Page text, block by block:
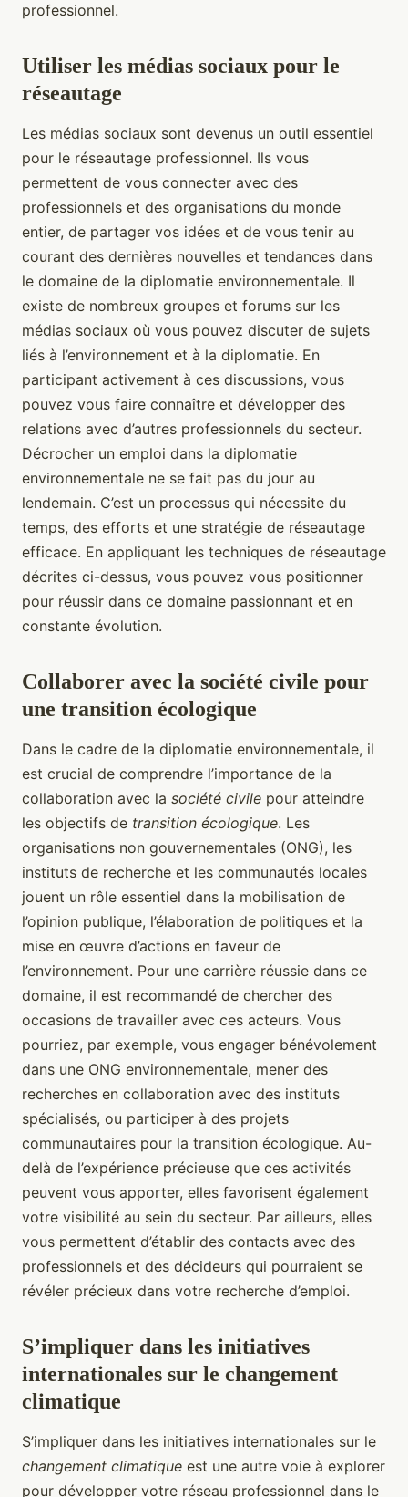
professionnel.
Utiliser les médias sociaux pour le
réseautage
Les médias sociaux sont devenus un outil essentiel
pour le réseautage professionnel. Ils vous
permettent de vous connecter avec des
professionnels et des organisations du monde
entier, de partager vos idées et de vous tenir au
courant des dernières nouvelles et tendances dans
le domaine de la diplomatie environnementale. Il
existe de nombreux groupes et forums sur les
médias sociaux où vous pouvez discuter de sujets
liés à l’environnement et à la diplomatie. En
participant activement à ces discussions, vous
pouvez vous faire connaître et développer des
relations avec d’autres professionnels du secteur.
Décrocher un emploi dans la diplomatie
environnementale ne se fait pas du jour au
lendemain. C’est un processus qui nécessite du
temps, des efforts et une stratégie de réseautage
efficace. En appliquant les techniques de réseautage
décrites ci-dessus, vous pouvez vous positionner
pour réussir dans ce domaine passionnant et en
constante évolution.
Collaborer avec la société civile pour
une transition écologique
Dans le cadre de la diplomatie environnementale, il
est crucial de comprendre l’importance de la
collaboration avec la société civile pour atteindre
les objectifs de transition écologique. Les
organisations non gouvernementales (ONG), les
instituts de recherche et les communautés locales
jouent un rôle essentiel dans la mobilisation de
l’opinion publique, l’élaboration de politiques et la
mise en œuvre d’actions en faveur de
l’environnement. Pour une carrière réussie dans ce
domaine, il est recommandé de chercher des
occasions de travailler avec ces acteurs. Vous
pourriez, par exemple, vous engager bénévolement
dans une ONG environnementale, mener des
recherches en collaboration avec des instituts
spécialisés, ou participer à des projets
communautaires pour la transition écologique. Au-
delà de l’expérience précieuse que ces activités
peuvent vous apporter, elles favorisent également
votre visibilité au sein du secteur. Par ailleurs, elles
vous permettent d’établir des contacts avec des
professionnels et des décideurs qui pourraient se
révéler précieux dans votre recherche d’emploi.
S’impliquer dans les initiatives
internationales sur le changement
climatique
S’impliquer dans les initiatives internationales sur le
changement climatique est une autre voie à explorer
pour développer votre réseau professionnel dans le